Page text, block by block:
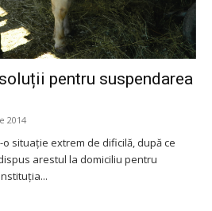
pentru suspendarea
2014
situație extrem de dificilă, după ce
arestul la domiciliu pentru